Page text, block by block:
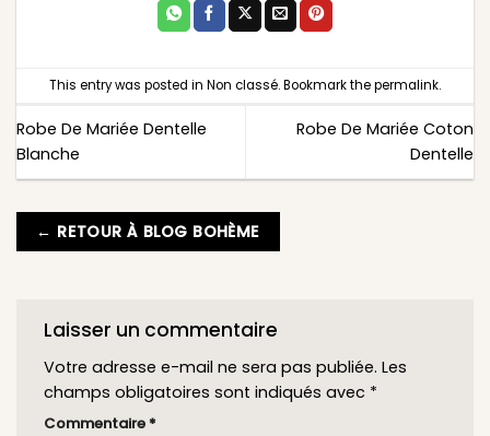
This entry was posted in Non classé. Bookmark thepermalink.
Robe De Mariée Dentelle
Blanche
Robe De Mariée Coton
Dentelle
← RETOUR À BLOG BOHÈME
Laisser un commentaire
Votre adresse e-mail ne sera pas publiée. Les
champs obligatoires sont indiqués avec *
Commentaire *